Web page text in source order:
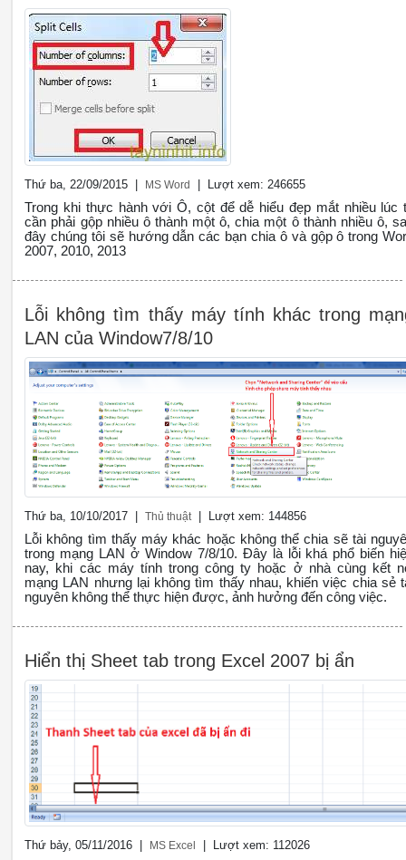
Thứ ba, 22/09/2015 | MS Word | Lượt xem: 246655
Trong khi thực hành với Ô, cột để dễ hiểu đẹp mắt nhiều lúc
cần phải gộp nhiều ô thành một ô, chia một ô thành nhiều ô,
đây chúng tôi sẽ hướng dẫn các bạn chia ô và gộp ô trong
2007, 2010, 2013
Lỗi không tìm thấy máy tính khác trong
LAN của Window7/8/10
Thứ ba, 10/10/2017 |Thủ thuật | Lượt xem: 144856
Lỗi không tìm thấy máy khác hoặc không thể chia sẽ tài
trong mạng LAN ở Window 7/8/10. Đây là lỗi khá phổ biến
nay, khi các máy tính trong công ty hoặc ở nhà cùng kết
mạng LAN nhưng lại không tìm thấy nhau, khiến việc chia sẻ
nguyên không thể thực hiện được, ảnh hưởng đến công việc.
Hiển thị Sheet tab trong Excel 2007 bị ẩn
Thứ bảy, 05/11/2016 | MS Excel | Lượt xem: 112026